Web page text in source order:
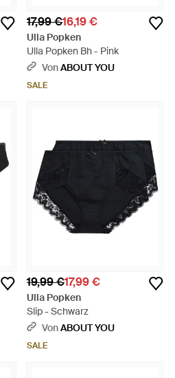
17,99 €16,19 €
Ulla Popken
Ulla Popken Bh - Pink
VonABOUT YOU
SALE
19,99 €17,99 €
Ulla Popken
Slip - Schwarz
VonABOUT YOU
SALE